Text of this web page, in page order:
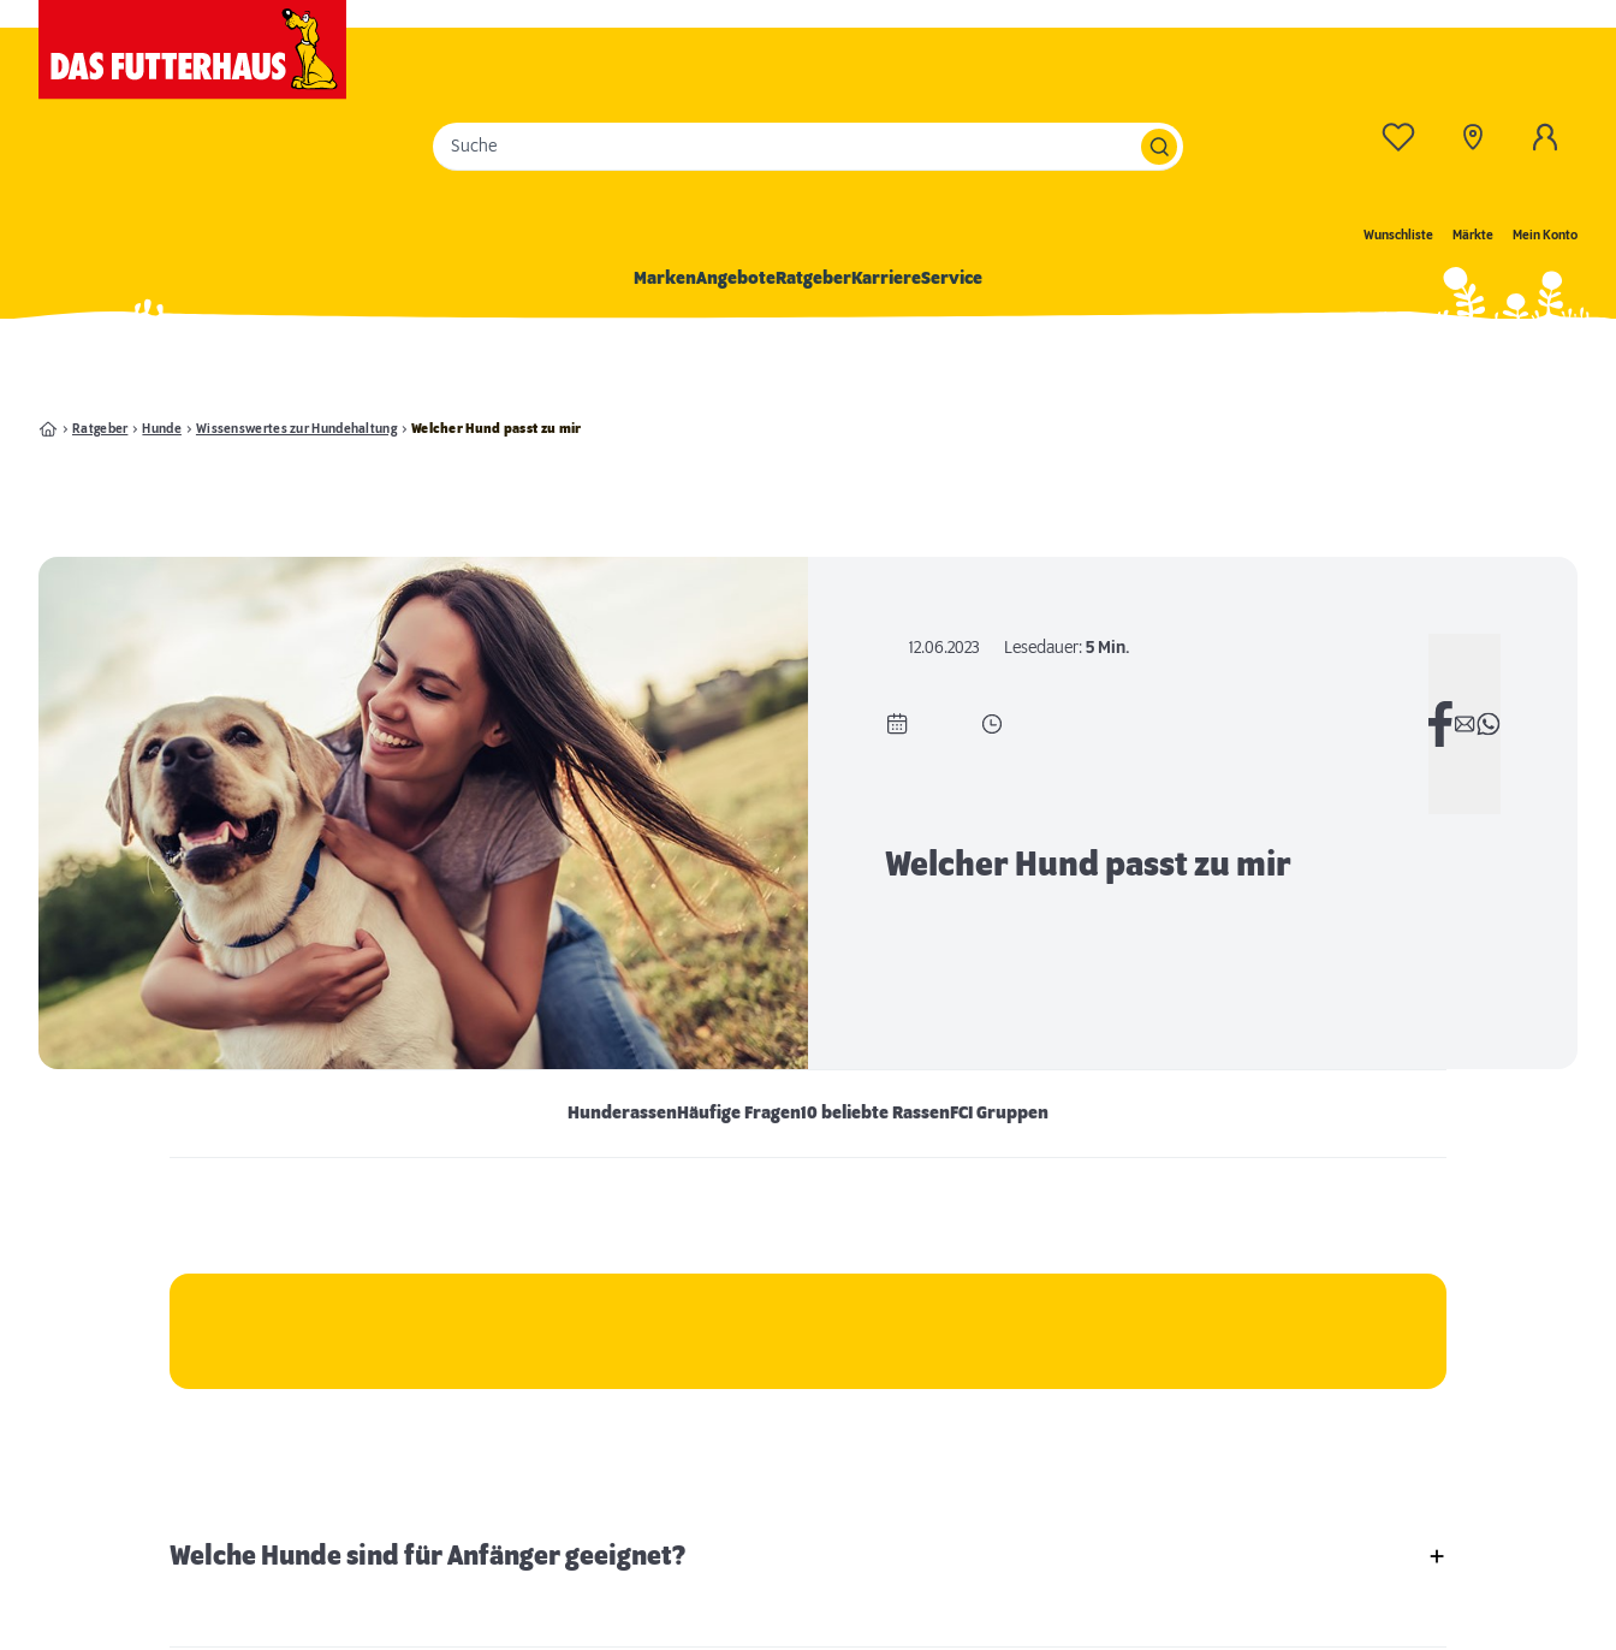
Wunschliste Märkte Mein Konto
Suche
MarkenAngeboteRatgeberKarriereService
Ratgeber Hunde Wissenswertes zur Hundehaltung Welcher Hund passt zu mir
12.06.2023 Lesedauer:5 Min.
Welcher Hund passt zu mir
HunderassenHäufige Fragen10 beliebte RassenFCI Gruppen
Welche Hunde sind für Anfänger geeignet?